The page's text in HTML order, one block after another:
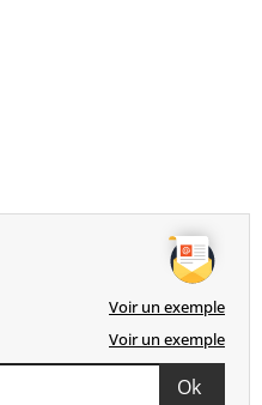
Voir un exemple
Voir un exemple